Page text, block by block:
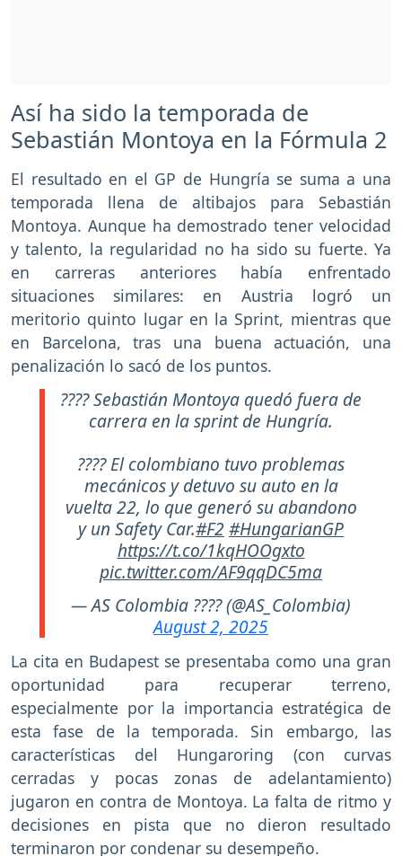
Así ha sido la temporada de
Sebastián Montoya en la Fórmula 2
El resultado en el GP de Hungría se suma a una
temporada llena de altibajos para Sebastián
Montoya. Aunque ha demostrado tener velocidad
y talento, la regularidad no ha sido su fuerte. Ya
en carreras anteriores había enfrentado
situaciones similares: en Austria logró un
meritorio quinto lugar en la Sprint, mientras que
en Barcelona, tras una buena actuación, una
penalización lo sacó de los puntos.
???? Sebastián Montoya quedó fuera de
carrera en la sprint de Hungría.
???? El colombiano tuvo problemas
mecánicos y detuvo su auto en la
vuelta 22, lo que generó su abandono
y un Safety Car.#F2 #HungarianGP
https://t.co/1kqHOOgxto
pic.twitter.com/AF9qqDC5ma
— AS Colombia ???? (@AS_Colombia)
August 2, 2025
La cita en Budapest se presentaba como una gran
oportunidad para recuperar terreno,
especialmente por la importancia estratégica de
esta fase de la temporada. Sin embargo, las
características del Hungaroring (con curvas
cerradas y pocas zonas de adelantamiento)
jugaron en contra de Montoya. La falta de ritmo y
decisiones en pista que no dieron resultado
terminaron por condenar su desempeño.